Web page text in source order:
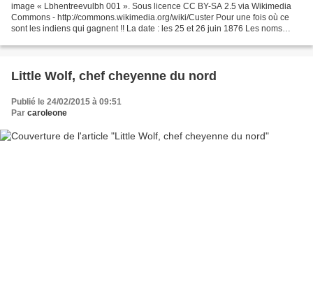
image « Lbhentreevulbh 001 ». Sous licence CC BY-SA 2.5 via Wikimedia
Commons - http://commons.wikimedia.org/wiki/Custer Pour une fois où ce
sont les indiens qui gagnent !! La date : les 25 et 26 juin 1876 Les noms
Little Wolf, chef cheyenne du nord
Publié le 24/02/2015 à 09:51
Par caroleone